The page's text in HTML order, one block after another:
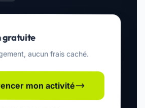
gratuite
aucun frais caché.
mon activité